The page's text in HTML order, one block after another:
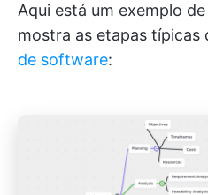
Aqui está um exemplo
mostra as etapas típicas
de software: